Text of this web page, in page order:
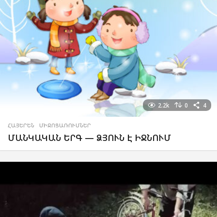
2.2k 0 4
ՀԱՅԵՐԵՆ ,ՄԻՋՈՑԱՌՈՒՄՆԵՐ
ՄԱՆԿԱԿԱՆ ԵՐԳ — ՁՅՈՒՆ Է ԻՋՆՈՒՄ